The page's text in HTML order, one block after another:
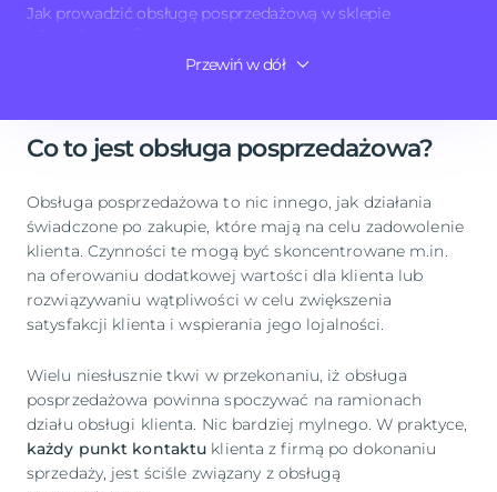
Jak prowadzić obsługę posprzedażową w sklepie
Przewiń w dół
może być właśnie tym, co blokuje Twój rozwój oraz
Co to jest obsługa posprzedażowa?
Obsługa posprzedażowa to nic innego, jak działania
świadczone po zakupie, które mają na celu zadowolenie
klienta. Czynności te mogą być skoncentrowane m.in.
na oferowaniu dodatkowej wartości dla klienta lub
rozwiązywaniu wątpliwości w celu zwiększenia
satysfakcji klienta i wspierania jego lojalności.
Wielu niesłusznie tkwi w przekonaniu, iż obsługa
posprzedażowa powinna spoczywać na ramionach
działu obsługi klienta. Nic bardziej mylnego. W praktyce,
każdy punkt kontaktu klienta z firmą po dokonaniu
sprzedaży, jest ściśle związany z obsługą